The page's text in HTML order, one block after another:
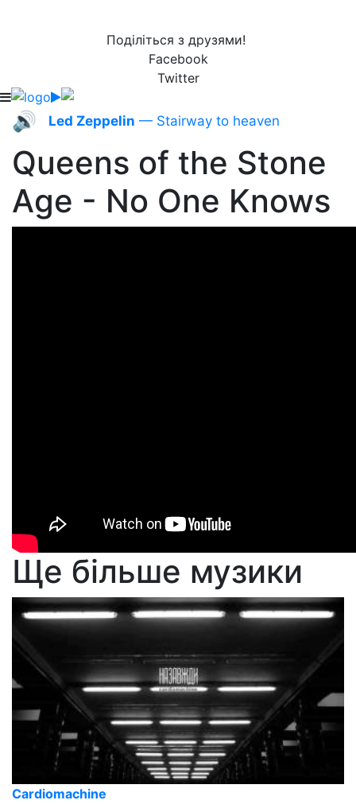
Поділіться з друзями!
Facebook
Twitter
🔊 Led Zeppelin — Stairway to heaven
Queens of the Stone
Age - No One Knows
Ще більше музики
Cardiomachine